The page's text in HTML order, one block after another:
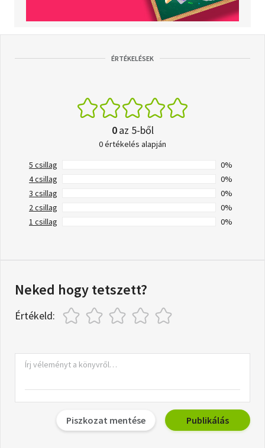
ÉRTÉKELÉSEK
0az 5-ből
0 értékelés alapján
5 csillag
0%
4 csillag
0%
3 csillag
0%
2 csillag
0%
1 csillag
0%
Neked hogy tetszett?
Értékeld:
Piszkozat mentése Publikálás